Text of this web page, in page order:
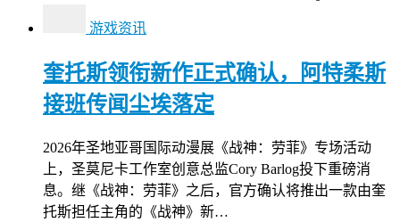
游戏资讯
奎托斯领衔新作正式确认，阿特柔斯
接班传闻尘埃落定
2026年圣地亚哥国际动漫展《战神：劳菲》专场活动
上，圣莫尼卡工作室创意总监Cory Barlog投下重磅消
息。继《战神：劳菲》之后，官方确认将推出一款由奎
托斯担任主角的《战神》新…